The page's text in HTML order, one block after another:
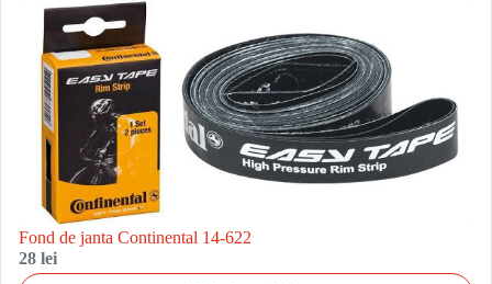
Fond de janta Continental 14-622
28 lei